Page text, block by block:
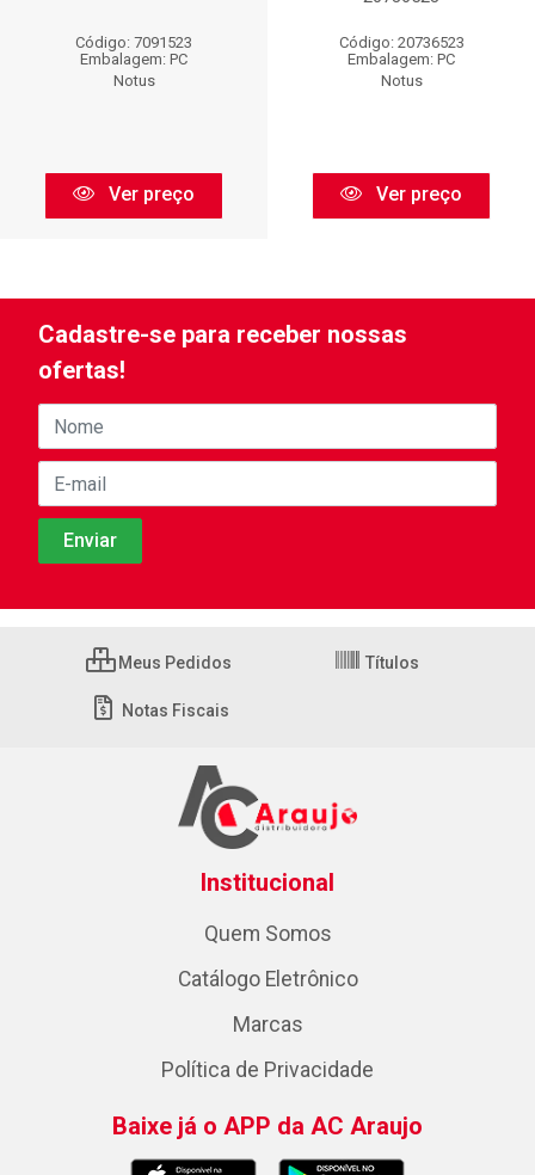
Código: 7091523
Embalagem: PC
Notus
Ver preço
Código: 20736523
Embalagem: PC
Notus
Ver preço
Cadastre-se para receber nossas
ofertas!
Meus Pedidos Títulos
Notas Fiscais
Institucional
Quem Somos
Catálogo Eletrônico
Marcas
Política de Privacidade
Baixe já o APP da AC Araujo